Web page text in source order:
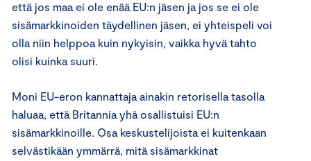
että jos maa ei ole enää EU:n jäsen ja jos se ei ole
sisämarkkinoiden täydellinen jäsen, ei yhteispeli voi
olla niin helppoa kuin nykyisin, vaikka hyvä tahto
olisi kuinka suuri.
Moni EU-eron kannattaja ainakin retorisella tasolla
haluaa, että Britannia yhä osallistuisi EU:n
sisämarkkinoille. Osa keskustelijoista ei kuitenkaan
selvästikään ymmärrä, mitä sisämarkkinat